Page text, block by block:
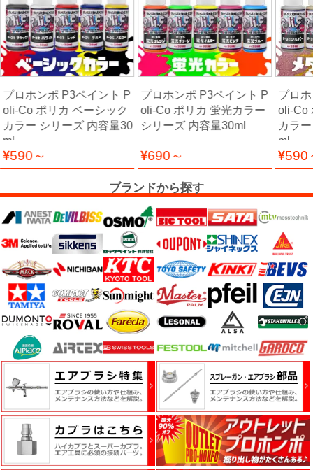
ア
ブ
ラ
シ
コ
ン
プ
レ
サ
ー・
ア
ー
経
路
コ
パ
ン
ド・
バ
プロホンポ P3ペイント P
oli-Co ポリカ ベーシック
カラー シリーズ 内容量30
ml
590～
プロホンポ P3ペイント P
oli-Co ポリカ 蛍光カラー
シリーズ 内容量30ml
690～
プロ
oli-Co
カラ
ml
590
ブランドから探す